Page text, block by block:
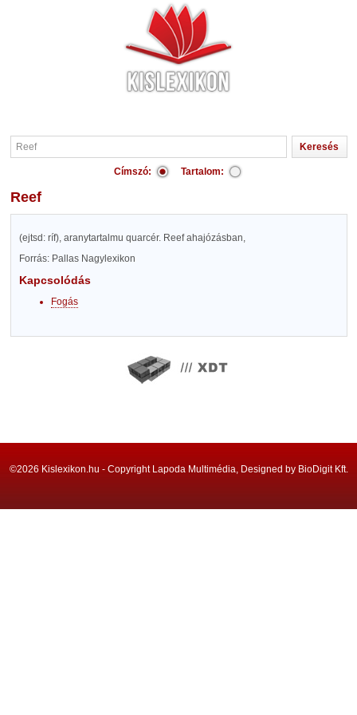
Címszó: Tartalom:
Reef
(ejtsd: ríf), aranytartalmu quarcér. Reef ahajózásban,
Forrás: Pallas Nagylexikon
Kapcsolódás
Fogás
©2026 Kislexikon.hu - Copyright Lapoda Multimédia, Designed by BioDigit Kft.